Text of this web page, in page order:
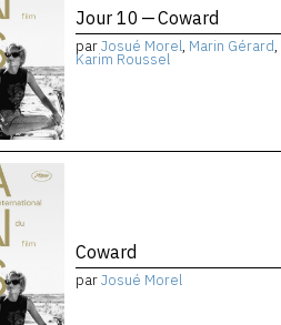
Jour 10 — Coward
parJosué Morel, Marin Gérard,
Karim Roussel
Coward
parJosué Morel